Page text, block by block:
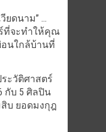
ยดนาม” …
ที่จะทำให้คุณ
นใกล้บ้านที่
ะวัติศาสตร์
กับ 5 ศิลปิน
บ ยอดมงกุฎ